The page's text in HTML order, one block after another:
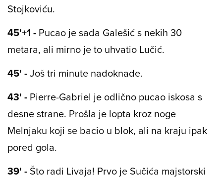
Stojkoviću.
45'+1 - Pucao je sada Galešić s nekih 30
metara, ali mirno je to uhvatio Lučić.
45' -Još tri minute nadoknade.
43' - Pierre-Gabriel je odlično pucao iskosa s
desne strane. Prošla je lopta kroz noge
Melnjaku koji se bacio u blok, ali na kraju ipak
pored gola.
39' - Što radi Livaja! Prvo je Sučića majstorski